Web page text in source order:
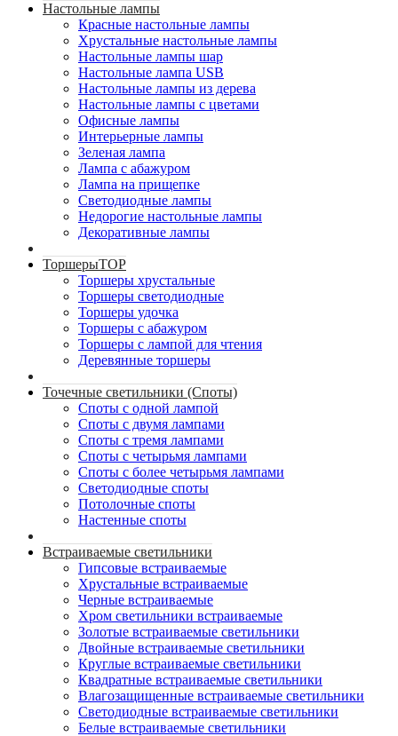
Настольные лампы
Красные настольные лампы
Хрустальные настольные лампы
Настольные лампы шар
Настольные лампа USB
Настольные лампы из дерева
Настольные лампы с цветами
Офисные лампы
Интерьерные лампы
Зеленая лампа
Лампа с абажуром
Лампа на прищепке
Светодиодные лампы
Недорогие настольные лампы
Декоративные лампы
ТоршерыTOP
Торшеры хрустальные
Торшеры светодиодные
Торшеры удочка
Торшеры с абажуром
Торшеры с лампой для чтения
Деревянные торшеры
Точечные светильники (Споты)
Споты с одной лампой
Споты с двумя лампами
Споты с тремя лампами
Споты с четырьмя лампами
Споты с более четырьмя лампами
Светодиодные споты
Потолочные споты
Настенные споты
Встраиваемые светильники
Гипсовые встраиваемые
Хрустальные встраиваемые
Черные встраиваемые
Хром светильники встраиваемые
Золотые встраиваемые светильники
Двойные встраиваемые светильники
Круглые встраиваемые светильники
Квадратные встраиваемые светильники
Влагозащищенные встраиваемые светильники
Светодиодные встраиваемые светильники
Белые встраиваемые светильники